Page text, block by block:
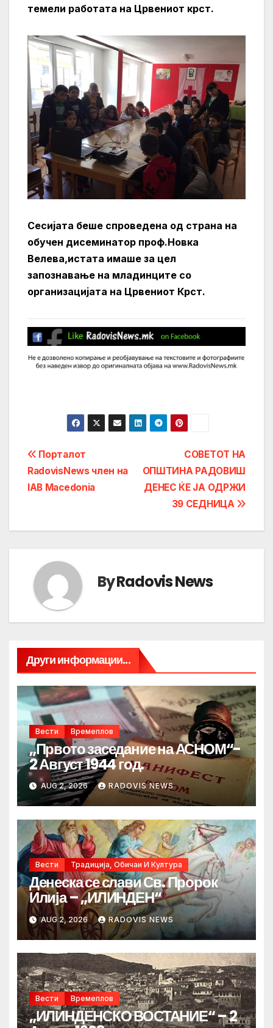
темели работата на Црвениот крст.
Сесијата беше спроведена од страна на
обучен дисеминатор проф.Новка
Велева,истата имаше за цел
запознавање на младинците со
организацијата на Црвениот Крст.
Post
navigation
СОВЕТОТ НА
ОПШТИНА РАДОВИШ
ДЕНЕС ЌЕ ЈА ОДРЖИ
39 СЕДНИЦА
Порталот
RadovisNews член на
IAB Macedonia
ByRadovis News
Други информации...
Вести Времеплов
„Првото заседание на АСНОМ“-
2 Август 1944 год.
AUG 2, 2026 RADOVIS NEWS
Вести Традиција, Обичаи И Култура
Денеска се слави Св. Пророк
Илија – „ИЛИНДЕН“
AUG 2, 2026 RADOVIS NEWS
Вести Времеплов
„ИЛИНДЕНСКО ВОСТАНИЕ“ – 2